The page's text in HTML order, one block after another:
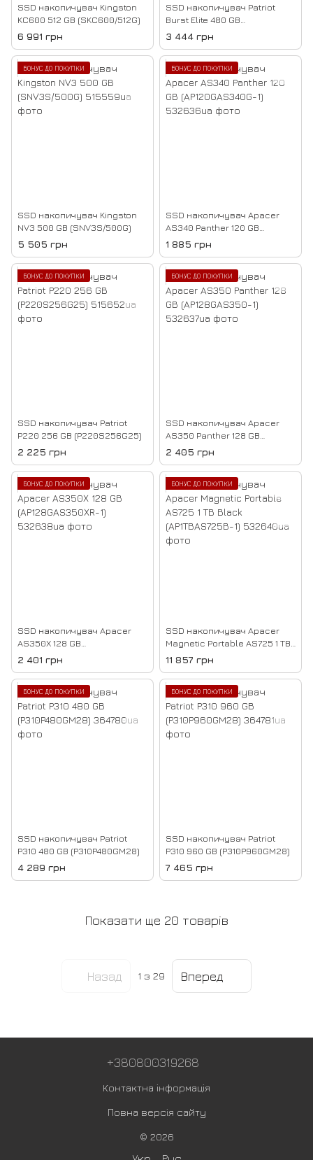
SSD накопичувач Kingston
KC600 512 GB (SKC600/512G)
6 991 грн
SSD накопичувач Patriot
Burst Elite 480 GB
(PBE480GS25SSDR)
3 444 грн
БОНУС ДО ПОКУПКИ
SSD накопичувач Kingston
NV3 500 GB (SNV3S/500G)
5 505 грн
БОНУС ДО ПОКУПКИ
SSD накопичувач Apacer
AS340 Panther 120 GB
(AP120GAS340G-1)
1 885 грн
БОНУС ДО ПОКУПКИ
SSD накопичувач Patriot
P220 256 GB (P220S256G25)
2 225 грн
БОНУС ДО ПОКУПКИ
SSD накопичувач Apacer
AS350 Panther 128 GB
(AP128GAS350-1)
2 405 грн
БОНУС ДО ПОКУПКИ
SSD накопичувач Apacer
AS350X 128 GB
(AP128GAS350XR-1)
2 401 грн
БОНУС ДО ПОКУПКИ
SSD накопичувач Apacer
Magnetic Portable AS725 1 TB
Black (AP1TBAS725B-1)
11 857 грн
БОНУС ДО ПОКУПКИ
SSD накопичувач Patriot
P310 480 GB (P310P480GM28)
4 289 грн
БОНУС ДО ПОКУПКИ
SSD накопичувач Patriot
P310 960 GB (P310P960GM28)
7 465 грн
Показати ще 20 товарів
Назад 1 з 29 Вперед
+380800319268
Контактна інформація
Повна версія сайту
© 2026